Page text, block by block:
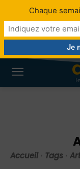
Accueil Tags
Chaque